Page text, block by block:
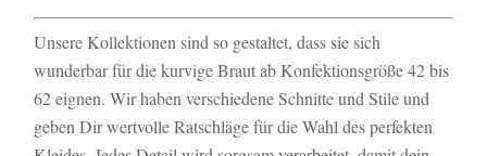
Unsere Kollektionen sind so gestaltet, dass sie sich
wunderbar für die kurvige Braut ab Konfektionsgröße 42 bis
62 eignen. Wir haben verschiedene Schnitte und Stile und
geben Dir wertvolle Ratschläge für die Wahl des perfekten